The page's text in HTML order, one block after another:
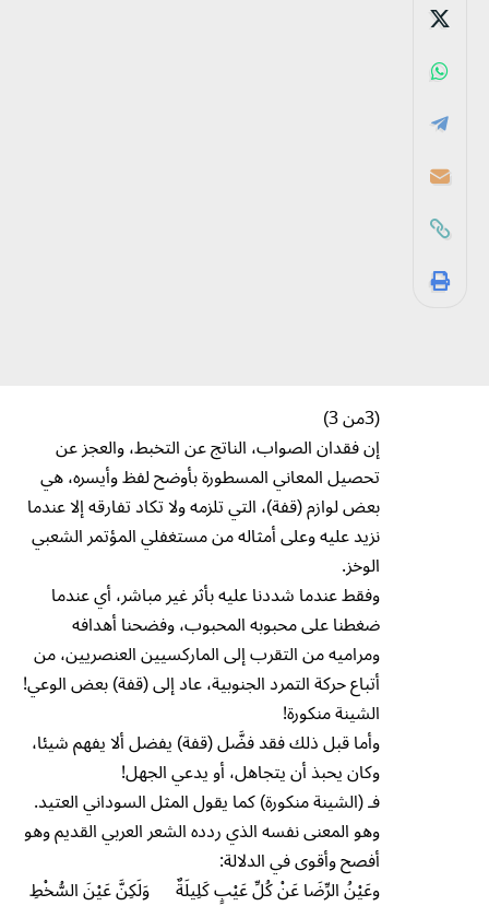
(3من 3)
إن فقدان الصواب، الناتج عن التخبط، والعجز عن
تحصيل المعاني المسطورة بأوضح لفظ وأيسره، هي
بعض لوازم (قفة)، التي تلزمه ولا تكاد تفارقه إلا عندما
نزيد عليه وعلى أمثاله من مستغفلي المؤتمر الشعبي
الوخز.
وفقط عندما شددنا عليه بأثر غير مباشر، أي عندما
ضغطنا على محبوبه المحبوب، وفضحنا أهدافه
ومراميه من التقرب إلى الماركسيين العنصريين، من
أتباع حركة التمرد الجنوبية، عاد إلى (قفة) بعض الوعي!
الشينة منكورة!
وأما قبل ذلك فقد فضَّل (قفة) يفضل ألا يفهم شيئا،
وكان يحبذ أن يتجاهل، أو يدعي الجهل!
فـ (الشينة منكورة) كما يقول المثل السوداني العتيد.
وهو المعنى نفسه الذي ردده الشعر العربي القديم وهو
أفصح وأقوى في الدلالة:
وعَيْنُ الرِّضَا عَنْ كُلِّ عَيْبٍ كَلِيلَةٌ وَلَكِنَّ عَيْنَ السُّخْطِ